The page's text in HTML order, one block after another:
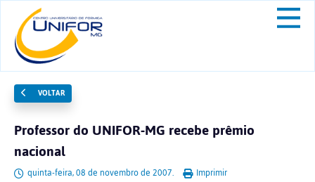
VOLTAR
Professor do UNIFOR-MG recebe prêmio
nacional
quinta-feira, 08 de novembro de 2007. Imprimir